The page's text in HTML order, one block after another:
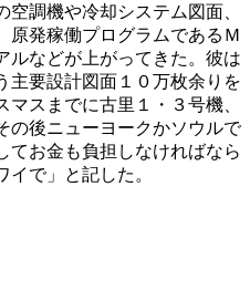
調機や冷却システム図面、
原発稼働プログラムであるＭ
ルなどが上がってきた。彼は
主要設計図面１０万枚余りを
スまでに古里１・３号機、
の後ニューヨークかソウルで
てお金も負担しなければなら
で」と記した。